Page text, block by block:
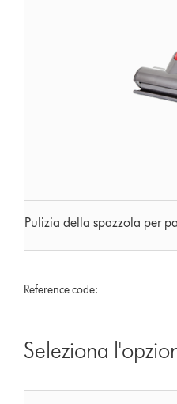
Pulizia della spazzola per
Reference code:
Seleziona